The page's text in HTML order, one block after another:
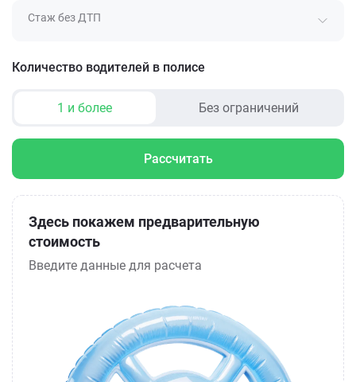
Стаж без ДТП
Количество водителей в полисе
1 и более Без ограничений
Рассчитать
Здесь покажем предварительную
стоимость
Введите данные для расчета